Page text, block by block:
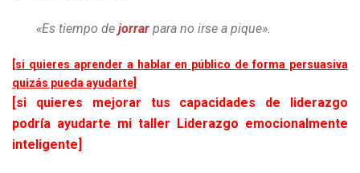
«Es tiempo de jorrar para no irse a pique».
[si quieres aprender a hablar en público de forma persuasiva
quizás pueda ayudarte]
[si quieres mejorar tus capacidades de liderazgo
podría ayudarte mi taller Liderazgo emocionalmente
inteligente]